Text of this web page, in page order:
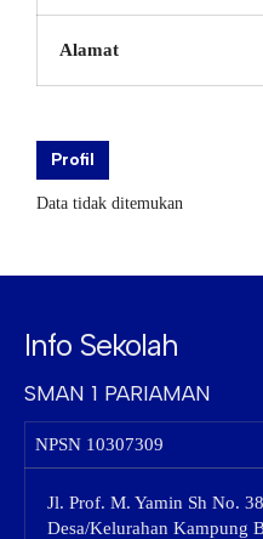
Alamat
Profil
Data tidak ditemukan
Info Sekolah
SMAN 1 PARIAMAN
NPSN 10307309
Jl. Prof. M. Yamin Sh No.
Desa/Kelurahan Kampung